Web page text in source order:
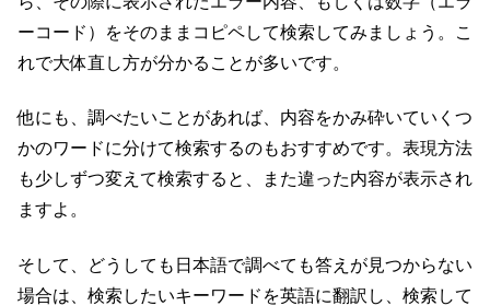
ーコード）をそのままコピペして検索してみましょう。こ
れで大体直し方が分かることが多いです。
他にも、調べたいことがあれば、内容をかみ砕いていくつ
かのワードに分けて検索するのもおすすめです。表現方法
も少しずつ変えて検索すると、また違った内容が表示され
ますよ。
そして、どうしても日本語で調べても答えが見つからない
場合は、検索したいキーワードを英語に翻訳し、検索して